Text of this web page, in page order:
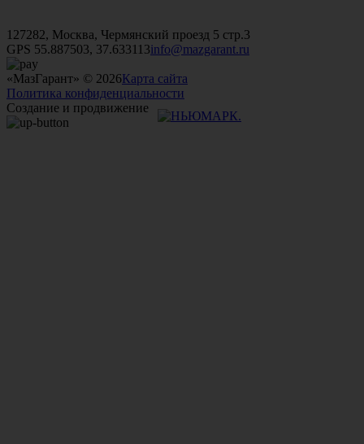
127282, Москва, Чермянский проезд 5 стр.3
GPS 55.887503, 37.633113info@mazgarant.ru
«МазГарант» © 2026Карта сайта
Политика конфиденциальности
Создание и продвижение